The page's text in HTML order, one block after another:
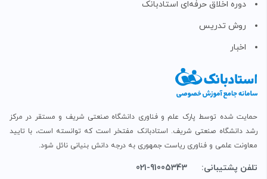
دوره اخلاق حرفه‌ای استادبانک
روش تدریس
اخبار
حمایت شده توسط پارک علم و فناوری دانشگاه صنعتی شریف و مستقر در مرکز
رشد دانشگاه صنعتی شریف. استادبانک مفتخر است که توانسته است، با تایید
معاونت علمی و فناوری ریاست جمهوری به درجه دانش بنیانی نائل شود.
تلفن پشتیبانی:
021-91005343